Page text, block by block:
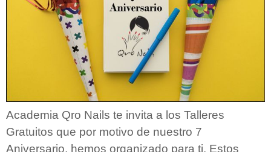
Academia Qro Nails te invita a los Talleres
Gratuitos que por motivo de nuestro 7
Aniversario, hemos organizado para ti. Estos